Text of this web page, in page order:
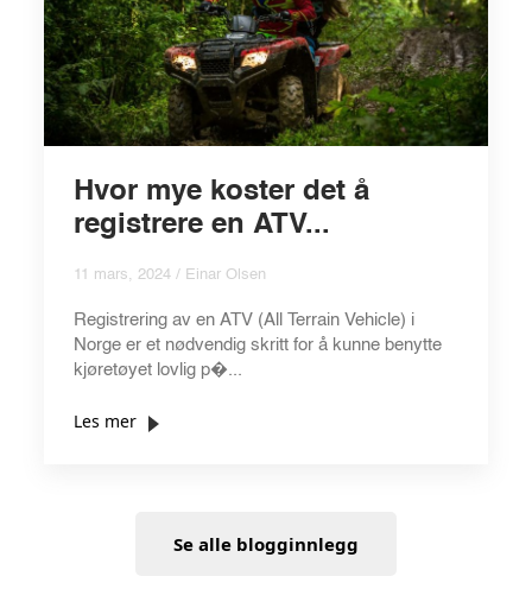
Hvor mye koster det å
registrere en ATV...
11 mars, 2024 / Einar Olsen
Registrering av en ATV (All Terrain Vehicle) i
Norge er et nødvendig skritt for å kunne benytte
kjøretøyet lovlig p�...
Les mer
Se alle blogginnlegg